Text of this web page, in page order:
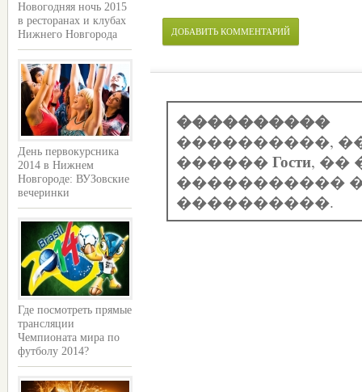
Новогодняя ночь 2015
в ресторанах и клубах
Нижнего Новгорода
День первокурсника
2014 в Нижнем
Новгороде: ВУЗовские
вечеринки
Где посмотреть прямые
трансляции
Чемпионата мира по
футболу 2014?
ДОБАВИТЬ КОММЕНТАРИЙ
����������
����������,
������Гости, ��
�����������
����������.